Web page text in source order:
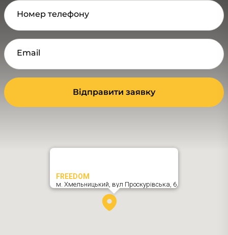
Номер телефону
Email
Відправити заявку
FREEDOM
м. Хмельницький, вул Проскурівська, 6,